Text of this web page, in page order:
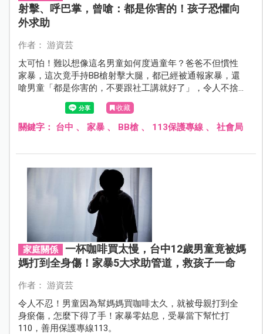
射擊、呼巴掌，曾嗆：都是你害的！孩子恐懼向
外求助
作者： 游資芸
太可怕！難以想像這名男童如何度過童年？爸爸不但慣性
家暴，這次竟手持BB槍射擊大腿，都已經被通報家暴，還
嗆男童「都是你害的，不要跟社工講就好了」，令人不捨
男童的遭遇！
收藏
關鍵字： 台中 、 家暴、 BB槍、 113保護專線、 社會局
家庭關係
一杯咖啡買太慢，台中12歲男童竟被媽
媽打到全身傷！家暴5大求助管道，救孩子一命
作者： 游資芸
令人不忍！男童因為幫媽媽買咖啡太久，就被母親打到全
身瘀傷，怎麼下得了手！家暴零姑息，受暴當下幫忙打
110，善用保護專線113。